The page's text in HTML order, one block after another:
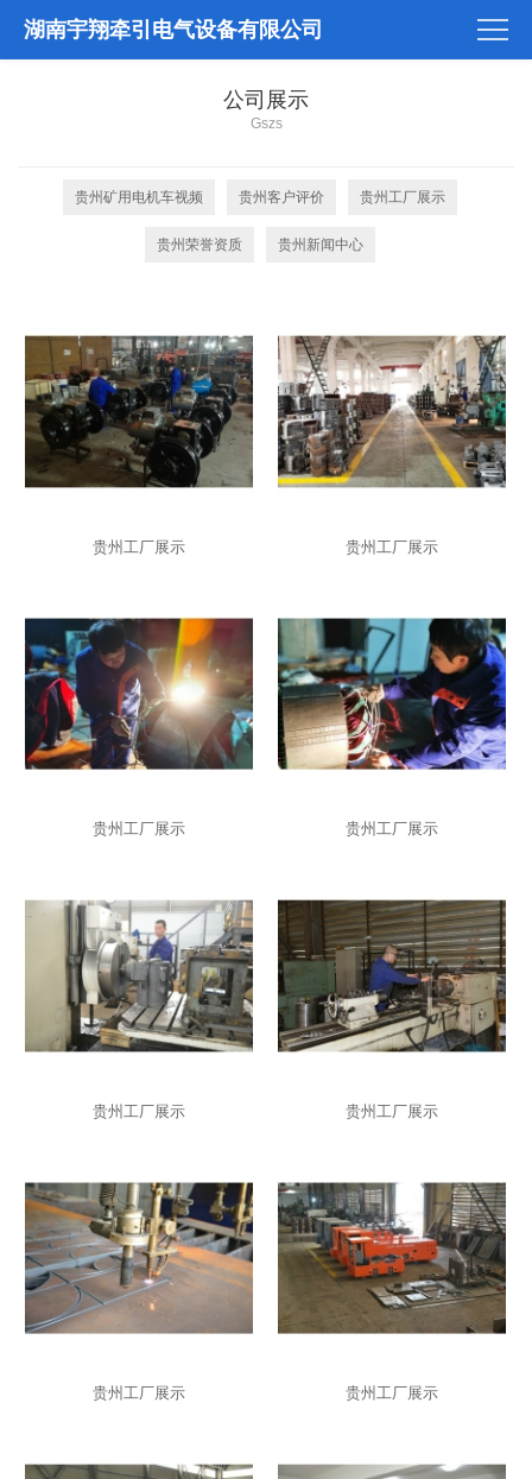
湖南宇翔牵引电气设备有限公司
公司展示
Gszs
贵州矿用电机车视频 贵州客户评价 贵州工厂展示
贵州荣誉资质 贵州新闻中心
贵州工厂展示 贵州工厂展示
贵州工厂展示 贵州工厂展示
贵州工厂展示 贵州工厂展示
贵州工厂展示 贵州工厂展示